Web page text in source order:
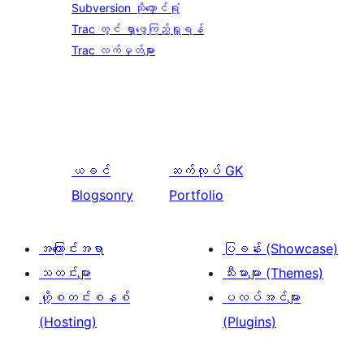
Subversion သိုလှောင်ရုံ
Trac တွင် ရှာဖွေကြည့်ရှုရန်
Trac လက်မှတ်များ
ယခင်
Blogsonry
ဆက်လုပ် GK
Portfolio
အကြောင်းအရာ
သတင်းများ
ဟို့စတင်းစနစ်
(Hosting)
ပြခန်း (Showcase)
သီးမားများ (Themes)
ပလပ်အင်များ
(Plugins)